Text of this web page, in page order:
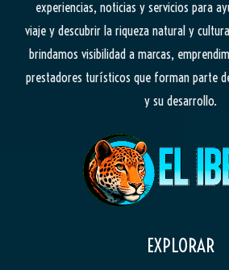
experiencias, noticias y servicios para
viaje y descubrir la riqueza natural y
brindamos visibilidad a marcas,
prestadores turísticos que forman parte
y su desarrollo.
EXPLORAR